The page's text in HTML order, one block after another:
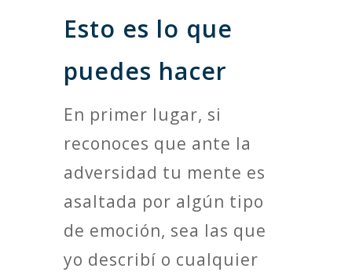
Esto es lo que
puedes hacer
En primer lugar, si
reconoces que ante la
adversidad tu mente es
asaltada por algún tipo
de emoción, sea las que
yo describí o cualquier